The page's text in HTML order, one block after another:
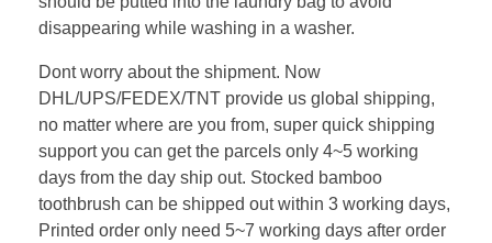
disappearing while washing in a washer.
Dont worry about the shipment. Now
DHL/UPS/FEDEX/TNT provide us global shipping,
no matter where are you from, super quick shipping
support you can get the parcels only 4~5 working
days from the day ship out. Stocked bamboo
toothbrush can be shipped out within 3 working days,
Printed order only need 5~7 working days after order